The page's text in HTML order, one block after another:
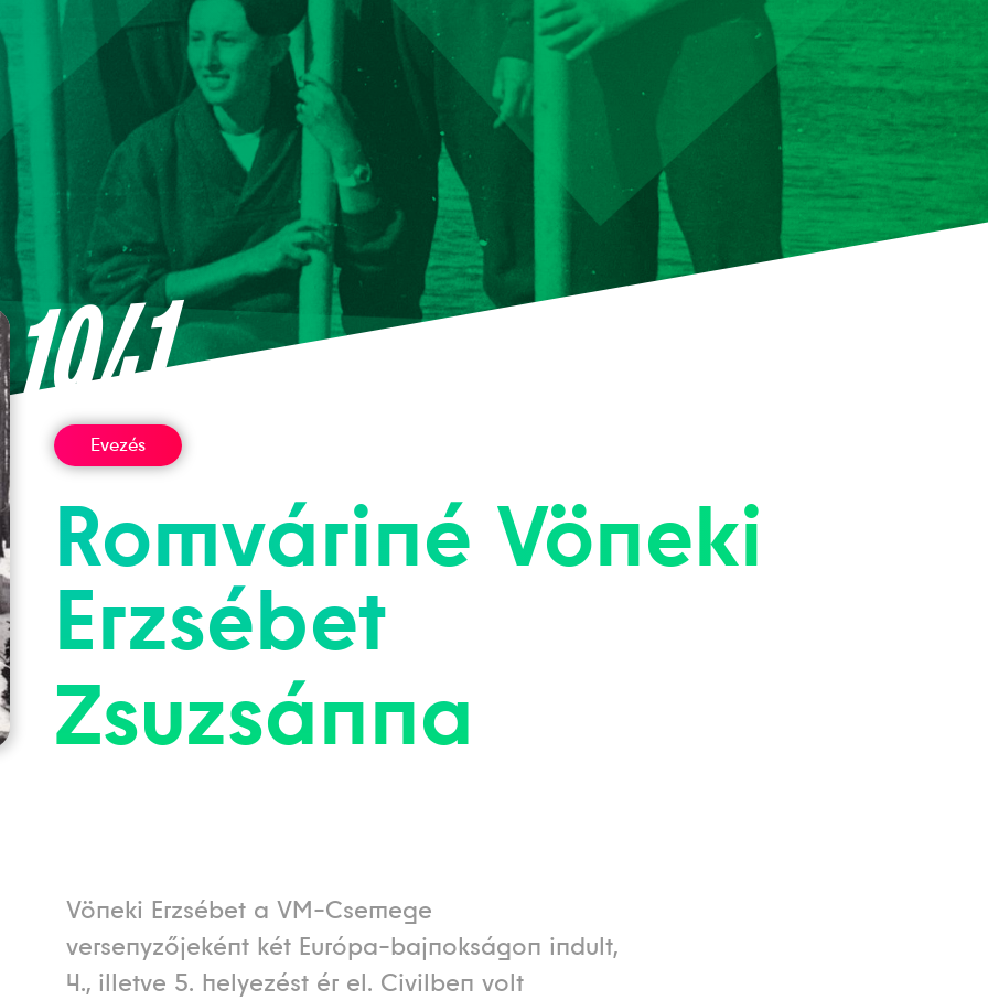
1941
Evezés
Romváriné Vöneki
Erzsébet
Zsuzsánna
Vöneki Erzsébet a VM-Csemege
versenyzőjeként két Európa-bajnokságon indult,
4., illetve 5. helyezést ér el. Civilben volt